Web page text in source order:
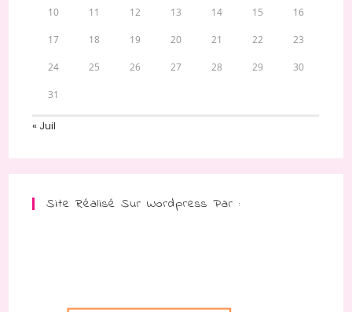
10 11 12 13 14 15 16
17 18 19 20 21 22 23
24 25 26 27 28 29 30
31
« Juil
Site Réalisé Sur Wordpress Par :